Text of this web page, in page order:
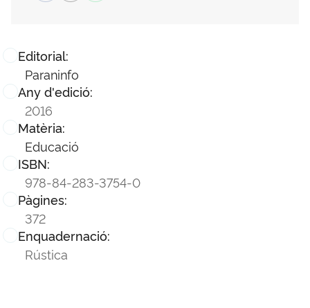
Editorial:
Paraninfo
Any d'edició:
2016
Matèria:
Educació
ISBN:
978-84-283-3754-0
Pàgines:
372
Enquadernació:
Rústica